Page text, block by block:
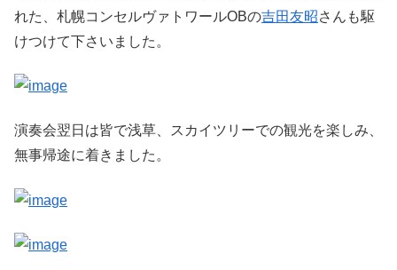
れた、札幌コンセルヴァトワールOBの吉田友昭さんも駆
けつけて下さいました。
演奏会翌日は皆で浅草、スカイツリーでの観光を楽しみ、
無事帰途に着きました。